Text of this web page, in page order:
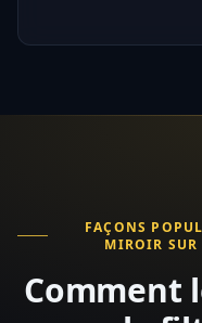
FAÇONS
MIROIR SUR
Comment